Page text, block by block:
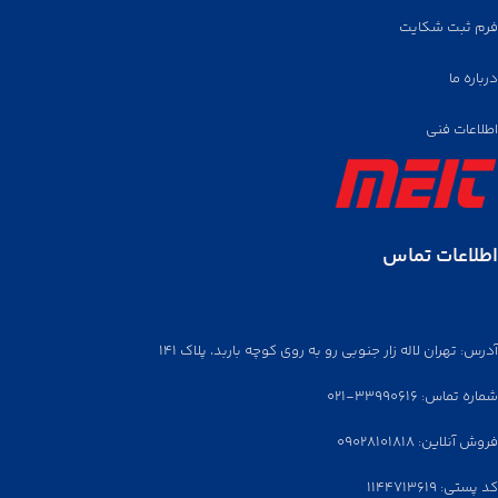
فرم ثبت شکایت
درباره ما
اطلاعات فنی
اطلاعات تماس
آدرس: تهران لاله زار جنوبی رو به روی کوچه باربد، پلاک ۱۴۱
شماره تماس: ۳۳۹۹۰۶۱۶-۰۲۱
فروش آنلاین: ۰۹۰۲۸۱۰۱۸۱۸
کد پستی: ۱۱۴۴۷۱۳۶۱۹